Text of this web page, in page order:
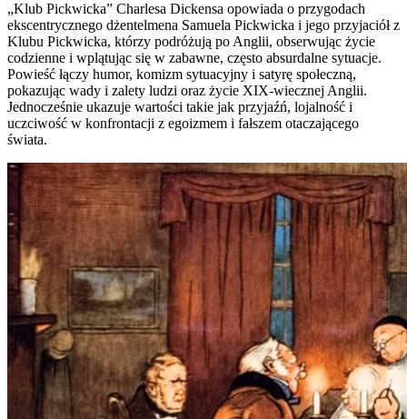
„Klub Pickwicka” Charlesa Dickensa opowiada o przygodach
ekscentrycznego dżentelmena Samuela Pickwicka i jego przyjaciół z
Klubu Pickwicka, którzy podróżują po Anglii, obserwując życie
codzienne i wplątując się w zabawne, często absurdalne sytuacje.
Powieść łączy humor, komizm sytuacyjny i satyrę społeczną,
pokazując wady i zalety ludzi oraz życie XIX-wiecznej Anglii.
Jednocześnie ukazuje wartości takie jak przyjaźń, lojalność i
uczciwość w konfrontacji z egoizmem i fałszem otaczającego
świata.